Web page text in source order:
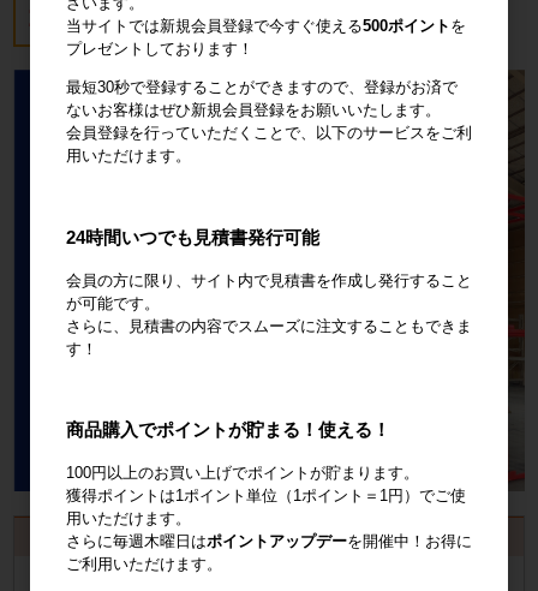
18,700円税込20,570円
お見積書・納品書発行のご案内
当サイトでは新規会員登録で今すぐ使える500ポイント を
プレゼントしております！
最短30秒で登録することができますので、登録がお済で
ないお客様はぜひ新規会員登録をお願いいたします。
会員登録を行っていただくことで、以下のサービスをご利
用いただけます。
24時間いつでも見積書発行可能
会員の方に限り、サイト内で見積書を作成し発行すること
が可能です。
さらに、見積書の内容でスムーズに注文することもできま
す！
商品購入でポイントが貯まる！使える！
100円以上のお買い上げでポイントが貯まります。
獲得ポイントは1ポイント単位（1ポイント＝1円）でご使
用いただけます。
さらに毎週木曜日はポイントアップデーを開催中！お得に
ご利用いただけます。